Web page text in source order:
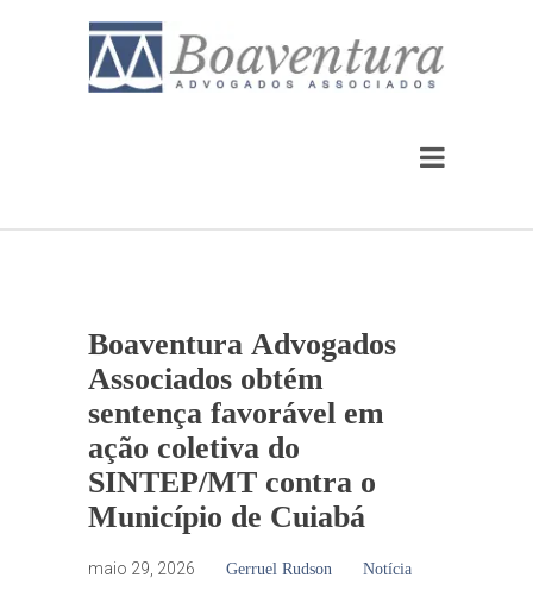
Boaventura Advogados
Associados obtém
sentença favorável em
ação coletiva do
SINTEP/MT contra o
Município de Cuiabá
maio 29, 2026 Gerruel Rudson Notícia